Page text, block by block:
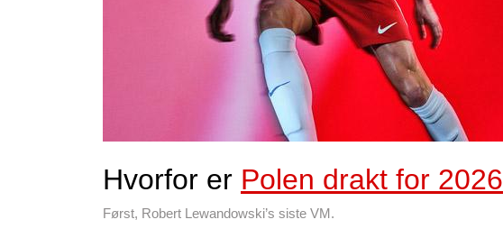
Hvorfor er Polen drakt for 2026
Først, Robert Lewandowski’s siste VM.